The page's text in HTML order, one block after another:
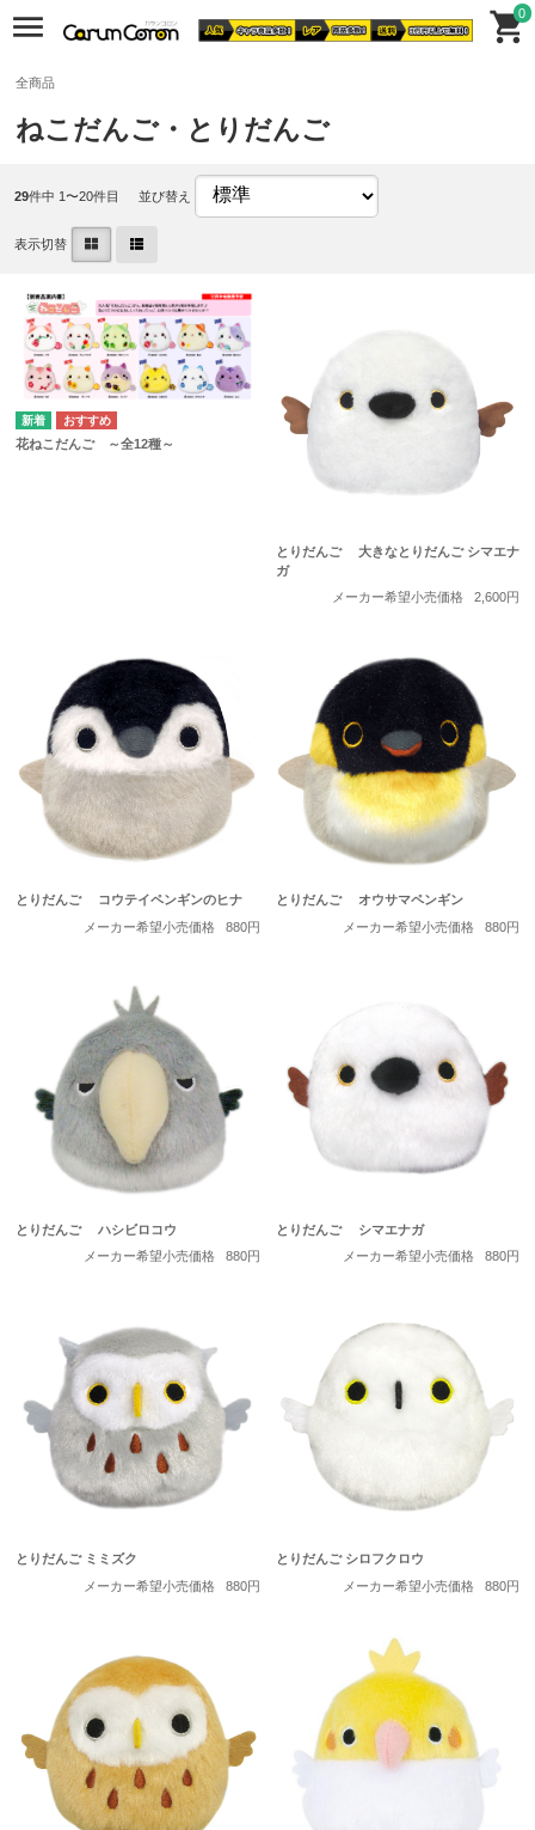
0
全商品
ねこだんご・とりだんご
29件中 1〜20件目 並び替え
表示切替
花ねこだんご ～全12種～
とりだんご 大きなとりだんご シマエナ
ガ
メーカー希望小売価格
2,600円
とりだんご コウテイペンギンのヒナ
メーカー希望小売価格
880円
とりだんご オウサマペンギン
メーカー希望小売価格
880円
とりだんご ハシビロコウ
メーカー希望小売価格
880円
とりだんご シマエナガ
メーカー希望小売価格
880円
とりだんご ミミズク
メーカー希望小売価格
880円
とりだんご シロフクロウ
メーカー希望小売価格
880円